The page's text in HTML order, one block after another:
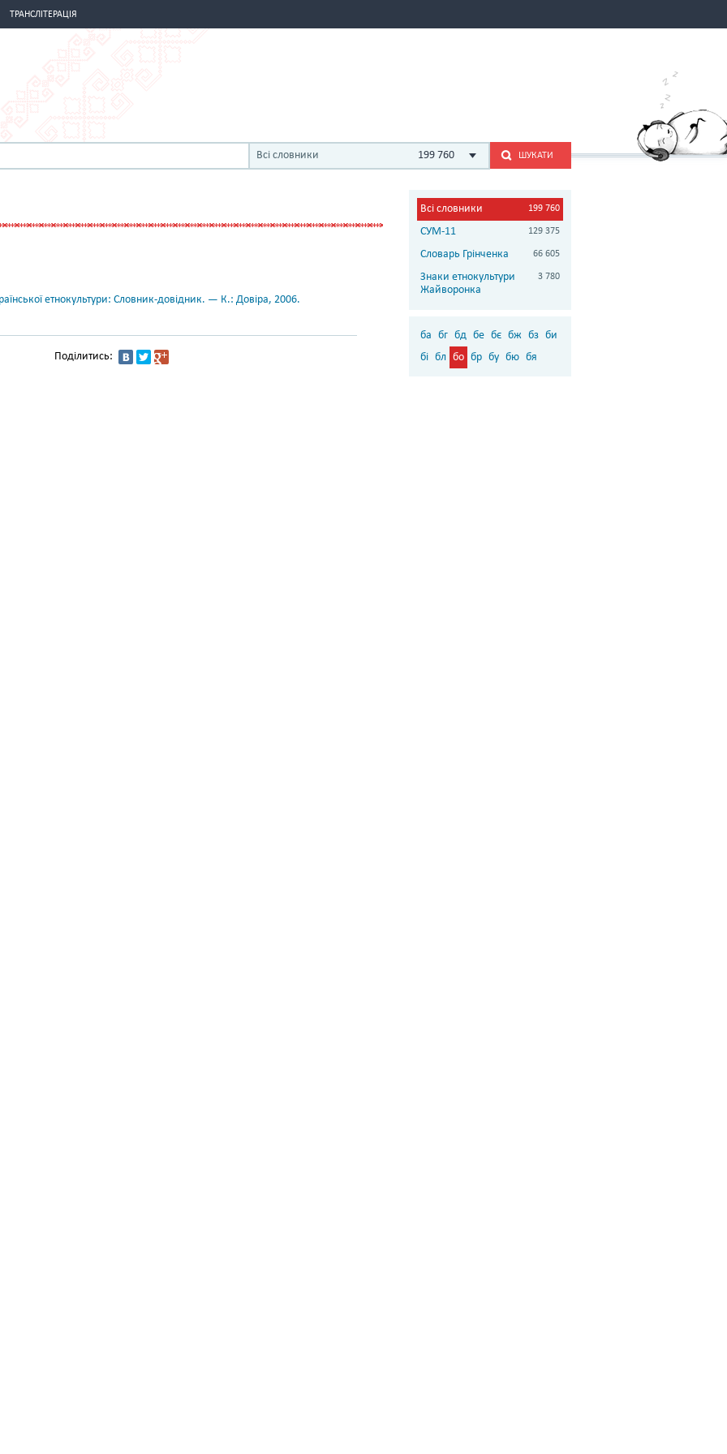
ТРАНСЛІТЕРАЦІЯ
Всі словники 199 760 ШУКАТИ
етнокультури: Словник-довідник. — К.: Довіра, 2006.
Поділитись:
Всі словники 199 760
СУМ-11 129 375
Словарь Грінченка 66 605
Знаки етнокультури
Жайворонка
3 780
ба бг бд бе бє бж бз би
бі бл бо бр бу бю бя